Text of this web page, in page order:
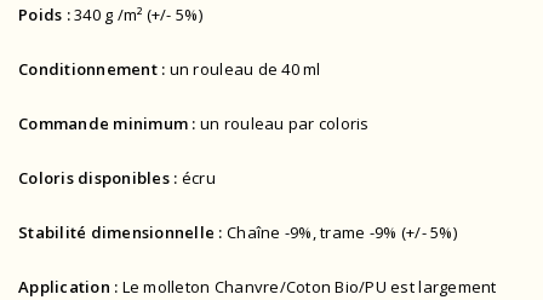
Poids :340 g /m² (+/- 5%)
Conditionnement : un rouleau de 40 ml
Commande minimum : un rouleau par coloris
Coloris disponibles : écru
Stabilité dimensionnelle : Chaîne -9%, trame -9% (+/- 5%)
Application : Le molleton Chanvre/Coton Bio/PU est largement